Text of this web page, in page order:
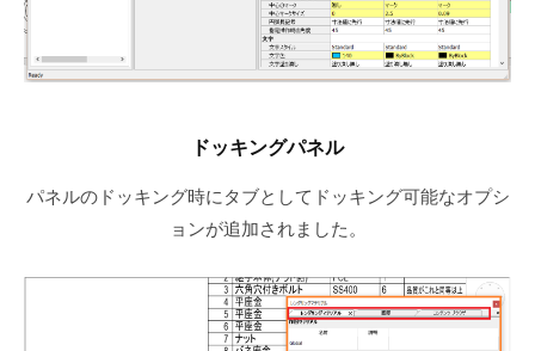
ドッキングパネル
パネルのドッキング時にタブとしてドッキング可能なオプシ
ョンが追加されました。